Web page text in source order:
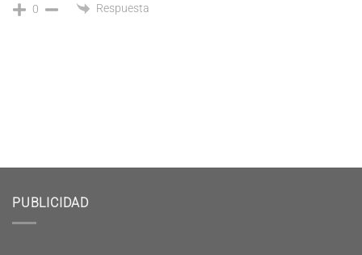
0 Respuesta
PUBLICIDAD